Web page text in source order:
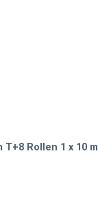
T+8 Rollen 1 x 10 m